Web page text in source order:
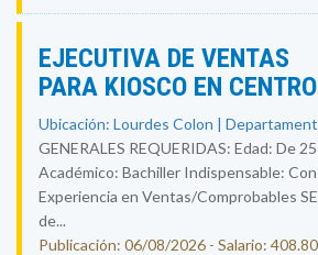
EJECUTIVA DE VENTAS
PARA KIOSCO EN
Ubicación: Lourdes Colon |
GENERALES REQUERIDAS: Edad: De
Académico: Bachiller Indispensable:
Experiencia en Ventas/Comprobables
de...
Publicación: 06/08/2026 - Salario: 408.80